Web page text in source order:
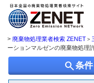
> 廃棄物処理業者検索 ZENET >
ーションマルゼンの廃棄物処理
search条